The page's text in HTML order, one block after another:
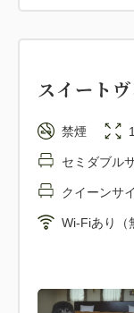
ご宿泊のお客様
大浴場（温泉
はご利用いただ
スイート
禁煙
セミダブル
クイーンサ
Wi-Fiあり（